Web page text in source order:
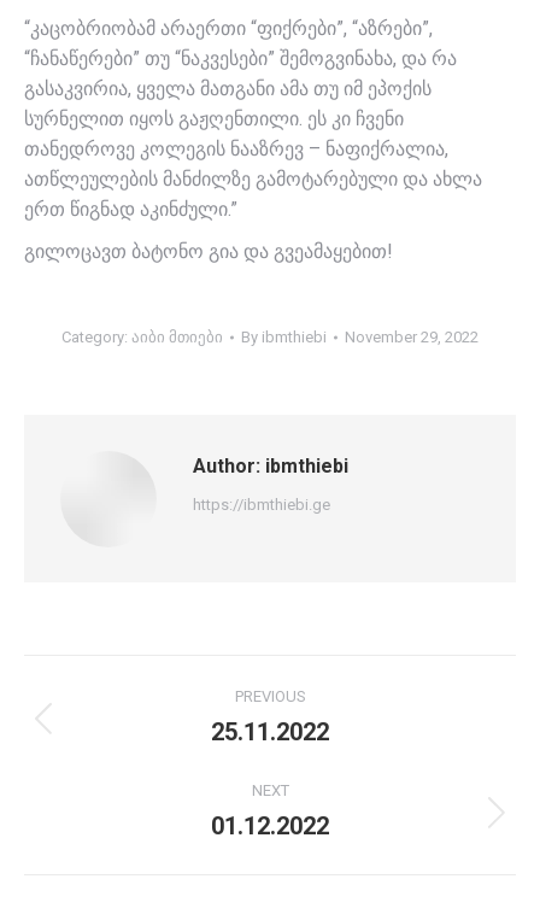
“კაცობრიობამ არაერთი “ფიქრები”, “აზრები”,
“ჩანაწერები” თუ “ნაკვესები” შემოგვინახა, და რა
გასაკვირია, ყველა მათგანი ამა თუ იმ ეპოქის
სურნელით იყოს გაჟღენთილი. ეს კი ჩვენი
თანედროვე კოლეგის ნააზრევ – ნაფიქრალია,
ათწლეულების მანძილზე გამოტარებული და ახლა
ერთ წიგნად აკინძული.”
გილოცავთ ბატონო გია და გვეამაყებით!
Category: აიბი მთიები By ibmthiebi November 29, 2022
Author: ibmthiebi
https://ibmthiebi.ge
navigation
PREVIOUS
Previous
25.11.2022
NEXT
Next
01.12.2022